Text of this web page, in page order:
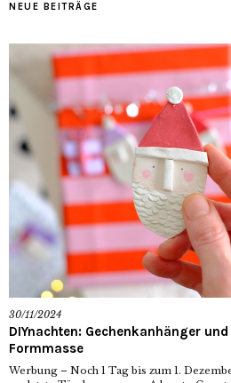
NEUE BEITRÄGE
30/11/2024
DIYnachten: Gechenkanhänger
Formmasse
Werbung – Noch 1 Tag bis zum 1.